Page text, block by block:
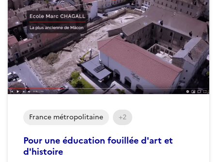
Pour une éducation fouillée d'art et
d'histoire
France métropolitaine +2